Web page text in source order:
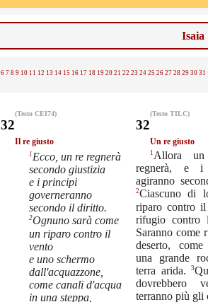
Isaia
6 7 8 9 10 11 12 13 14 15 16 17 18 19 20 21 22 23 24 25 26 27 28 29 30 31
(Testo CEI74)
32
Il re giusto
1 Ecco, un re regnerà
secondo giustizia
e i principi
governeranno
secondo il diritto.
2Ognuno sarà come
un riparo contro il
vento
e uno schermo
dall'acquazzone,
come canali d'acqua
in una steppa,
(Testo TILC)
32
Un re giusto
1 Allora
regnerà, e i
agiranno
2Ciascuno di
riparo contro
rifugio contro
Saranno come
deserto,
una grande
terra arida.
3
dovrebbero
terranno più gli